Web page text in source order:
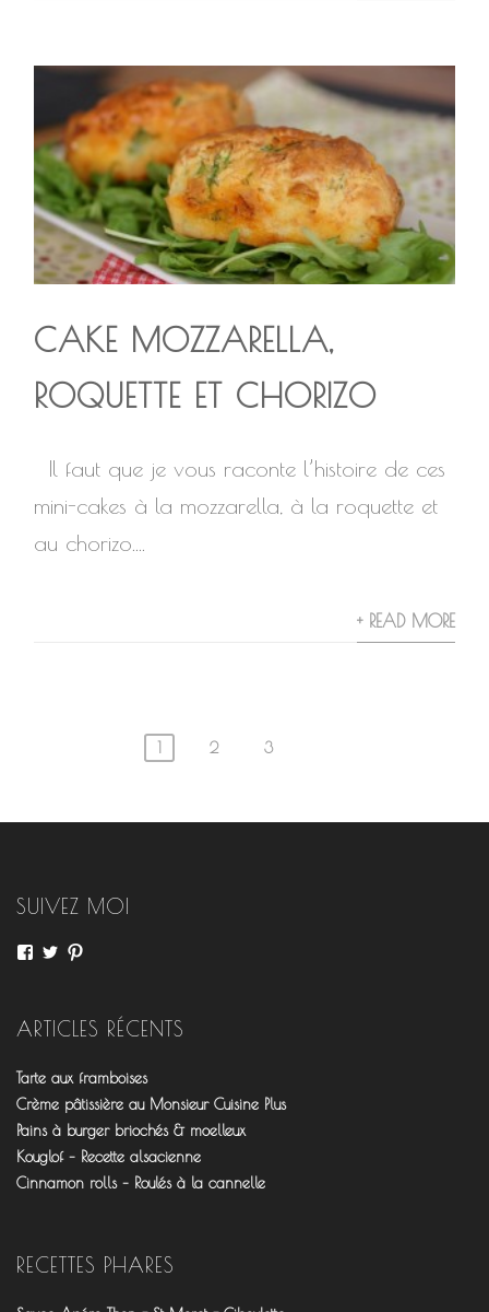
CAKE MOZZARELLA,
ROQUETTE ET CHORIZO
Il faut que je vous raconte l’histoire de ces
mini-cakes à la mozzarella, à la roquette et
au chorizo....
+ READ MORE
Navigation
des
1 2 3
SUIVEZ MOI
Voir
fourchettesflo
sur
Voir
@fourchettesflo
sur
fleurjeanne
sur
ARTICLES RÉCENTS
Tarte aux framboises
Crème pâtissière au Monsieur Cuisine Plus
Pains à burger briochés & moelleux
Kouglof – Recette alsacienne
Cinnamon rolls – Roulés à la cannelle
RECETTES PHARES